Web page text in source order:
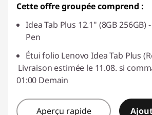
Cette offre groupée comprend :
Idea Tab Plus 12.1" (8GB 256GB)
Pen
Étui folio Lenovo Idea Tab Plus
Livraison estimée le 11.08. si
01:00 Demain
Aperçu rapide